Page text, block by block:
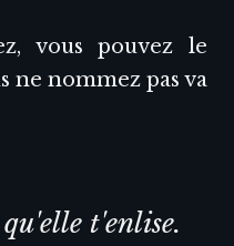
vous pouvez le
ne nommez pas va
t'enlise.